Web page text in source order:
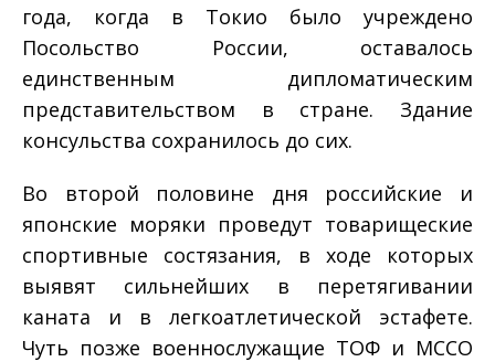
года, когда в Токио было учреждено
Посольство России, оставалось
единственным дипломатическим
представительством в стране. Здание
консульства сохранилось до сих.
Во второй половине дня российские и
японские моряки проведут товарищеские
спортивные состязания, в ходе которых
выявят сильнейших в перетягивании
каната и в легкоатлетической эстафете.
Чуть позже военнослужащие ТОФ и МССО